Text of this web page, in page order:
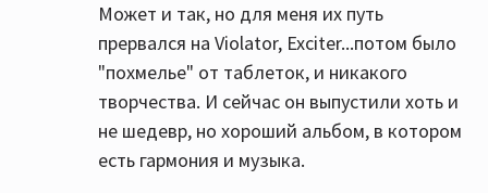
Может и так, но для меня их путь
прервался на Violator, Exciter...потом было
"похмелье" от таблеток, и никакого
творчества. И сейчас он выпустили хоть и
не шедевр, но хороший альбом, в котором
есть гармония и музыка.